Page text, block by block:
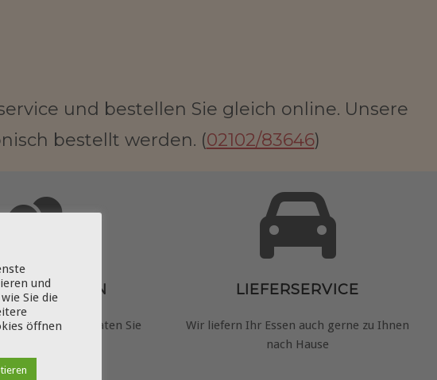
und bestellen Sie gleich online. Unsere
bestellt werden. (02102/83646)
Anlass. Wir beraten Sie
LIEFERSERVICE
Wir liefern Ihr Essen auch gerne zu Ihnen
nach Hause
und
Sie die
öffnen